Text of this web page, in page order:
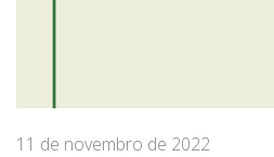
11 de novembro de 2022